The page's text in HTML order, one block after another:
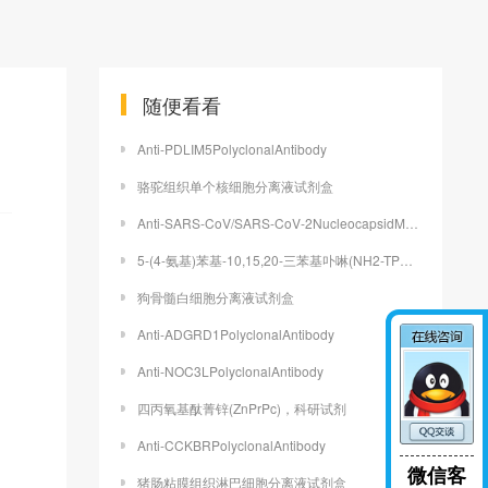
随便看看
Anti-PDLIM5PolyclonalAntibody
骆驼组织单个核细胞分离液试剂盒
Anti-SARS-CoV/SARS-CoV-2NucleocapsidMonoclonalAntibody
5-(4-氨基)苯基-10,15,20-三苯基卟啉(NH2-TPP)供应
狗骨髓白细胞分离液试剂盒
Anti-ADGRD1PolyclonalAntibody
Anti-NOC3LPolyclonalAntibody
四丙氧基酞菁锌(ZnPrPc)，科研试剂
Anti-CCKBRPolyclonalAntibody
猪肠粘膜组织淋巴细胞分离液试剂盒
微信客